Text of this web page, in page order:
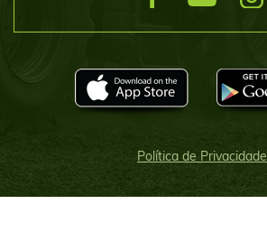
Política de Privacidade